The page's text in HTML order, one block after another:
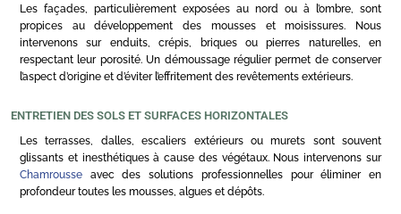
Les façades, particulièrement exposées au nord ou à l’ombre, sont
propices au développement des mousses et moisissures. Nous
intervenons sur enduits, crépis, briques ou pierres naturelles, en
respectant leur porosité. Un démoussage régulier permet de conserver
l’aspect d’origine et d’éviter l’effritement des revêtements extérieurs.
ENTRETIEN DES SOLS ET SURFACES HORIZONTALES
Les terrasses, dalles, escaliers extérieurs ou murets sont souvent
glissants et inesthétiques à cause des végétaux. Nous intervenons sur
Chamrousse avec des solutions professionnelles pour éliminer en
profondeur toutes les mousses, algues et dépôts.